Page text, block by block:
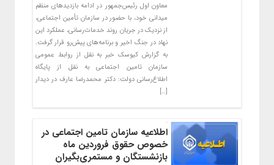
معاون اول رئیس‌جمهور در ادامه بازدیدهای منظم
میدانی خود، با حضور در سازمان تأمین اجتماعی،
از نزدیک در جریان روند خدمات‌رسانی، عملکرد این
نهاد در جنگ اخیر و برنامه‌های پیش‌رو قرار گرفت.
به گزارش کیوسک خبر به نقل از روابط عمومی
سازمان تامین اجتماعی به نقل از پایگاه
اطلاع‌رسانی دولت: دکتر محمدرضا عارف در دیدار
[…]
اطلاعیه سازمان تامین اجتماعی در
خصوص حقوق فروردین ماه
بازنشستگان و مستمری‌بگیران